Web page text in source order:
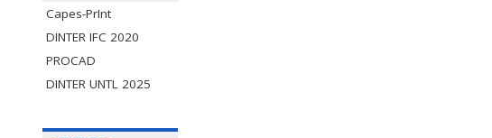
Capes-PrInt
DINTER IFC 2020
PROCAD
DINTER UNTL 2025